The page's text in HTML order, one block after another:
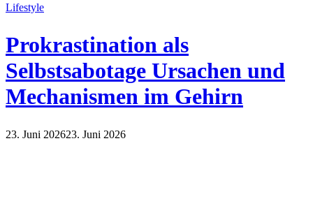
Lifestyle
Prokrastination als
Selbstsabotage Ursachen und
Mechanismen im Gehirn
23. Juni 202623. Juni 2026